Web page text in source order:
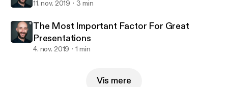
11. nov. 2019 3 min
The Most Important Factor For Great
Presentations
4. nov. 2019 1 min
Vis mere